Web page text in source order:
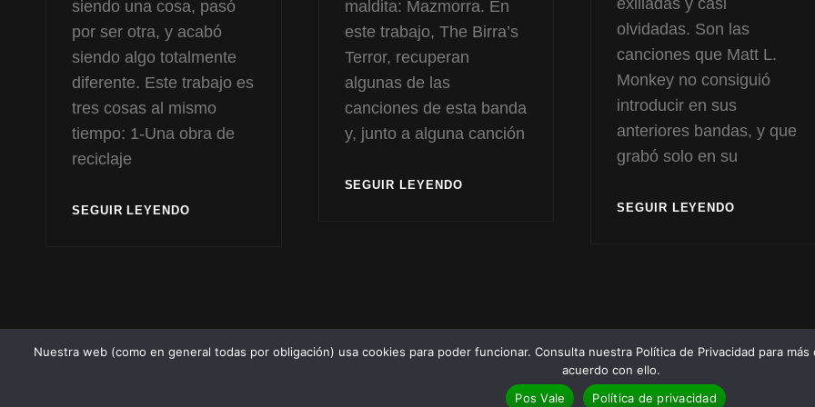
siendo una cosa, pasó
por ser otra, y acabó
siendo algo totalmente
diferente. Este trabajo es
tres cosas al mismo
tiempo: 1-Una obra de
reciclaje
SEGUIR LEYENDODOS
DE
RELLENO
maldita: Mazmorra. En
este trabajo, The Birra’s
Terror, recuperan
algunas de las
canciones de esta banda
y, junto a alguna canción
SEGUIR LEYENDODESDE
exiliadas y casi
olvidadas. Son las
canciones que Matt L.
Monkey no consiguió
introducir en sus
anteriores bandas, y que
grabó solo en su
SEGUIR LEYENDO
The Birra's Terror Política De Privacidad|Euphony Por
Nuestra web (como en general todas por obligación) usa cookies para poder funcionar. Consulta nuestra Política de Privacidad para
acuerdo con ello.
Pos Vale
Política de privacidad